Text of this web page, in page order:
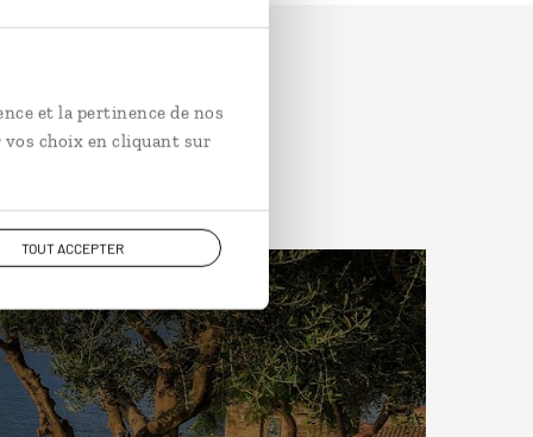
et la pertinence de nos
vos choix en cliquant sur
TOUT ACCEPTER